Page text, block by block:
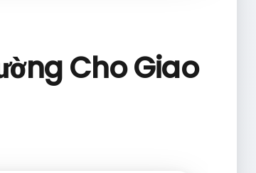
Cho Giao